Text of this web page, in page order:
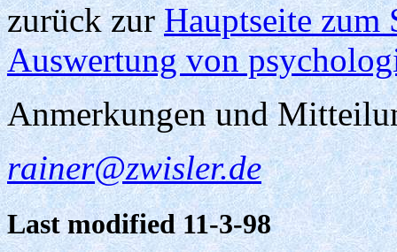
zurück zurHauptseite zum
Auswertung von
Anmerkungen und
rainer@zwisler.de
Last modified 11-3-98